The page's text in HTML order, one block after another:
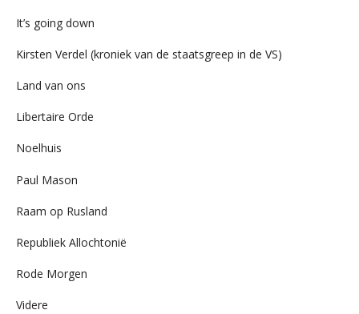
It’s going down
Kirsten Verdel (kroniek van de staatsgreep in de VS)
Land van ons
Libertaire Orde
Noelhuis
Paul Mason
Raam op Rusland
Republiek Allochtonië
Rode Morgen
Videre